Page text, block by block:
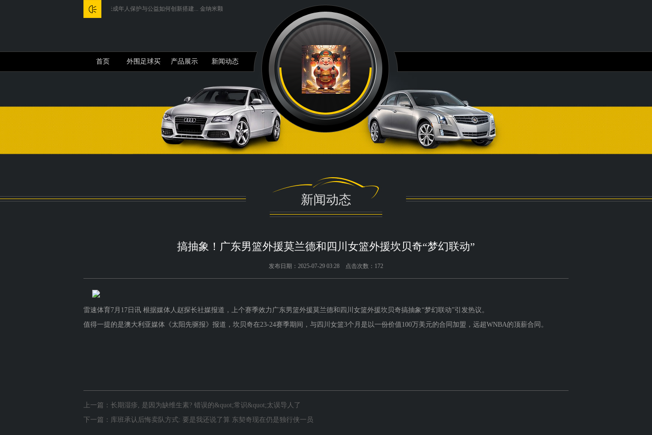
我43岁才发现: 听父母的话, 娶到家... 未成年人保护与公益如何创新搭建... 金纳米颗粒通过捕获全太阳光谱提... 搞抽象！广东男篮外援莫兰德和四...
首页 外围足球买 产品展示 新闻动态
新闻动态
搞抽象！广东男篮外援莫兰德和四川女篮外援坎贝奇“梦幻联动”
发布日期：2025-07-29 03:28 点击次数：172
雷速体育7月17日讯 根据媒体人赵探长社媒报道，上个赛季效力广东男篮外援莫兰德和四川女篮外援坎贝奇搞抽象“梦幻联动”引发热议。
值得一提的是澳大利亚媒体《太阳先驱报》报道，坎贝奇在23-24赛季期间，与四川女篮3个月是以一份价值100万美元的合同加盟，远超WNBA的顶薪合同。
上一篇： 长期湿疹, 是因为缺维生素? 错误的&quot;常识&quot;太误导人了
下一篇： 库班承认后悔卖队方式: 要是我还说了算 东契奇现在仍是独行侠一员